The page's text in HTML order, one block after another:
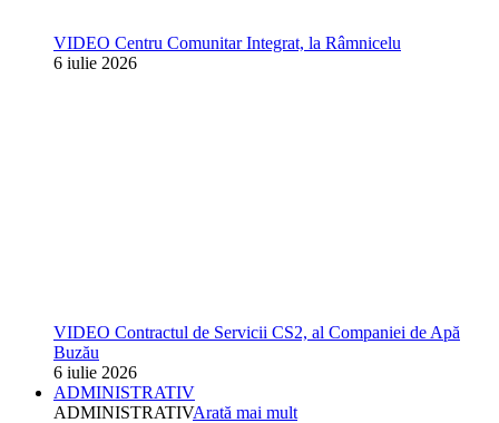
VIDEO Centru Comunitar Integrat, la Râmnicelu
6 iulie 2026
VIDEO Contractul de Servicii CS2, al Companiei de Apă
Buzău
6 iulie 2026
ADMINISTRATIV
ADMINISTRATIVArată mai mult